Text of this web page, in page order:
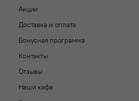
Акции
Доставка и оплата
Бонусная программа
Контакты
Отзывы
Наши кафе